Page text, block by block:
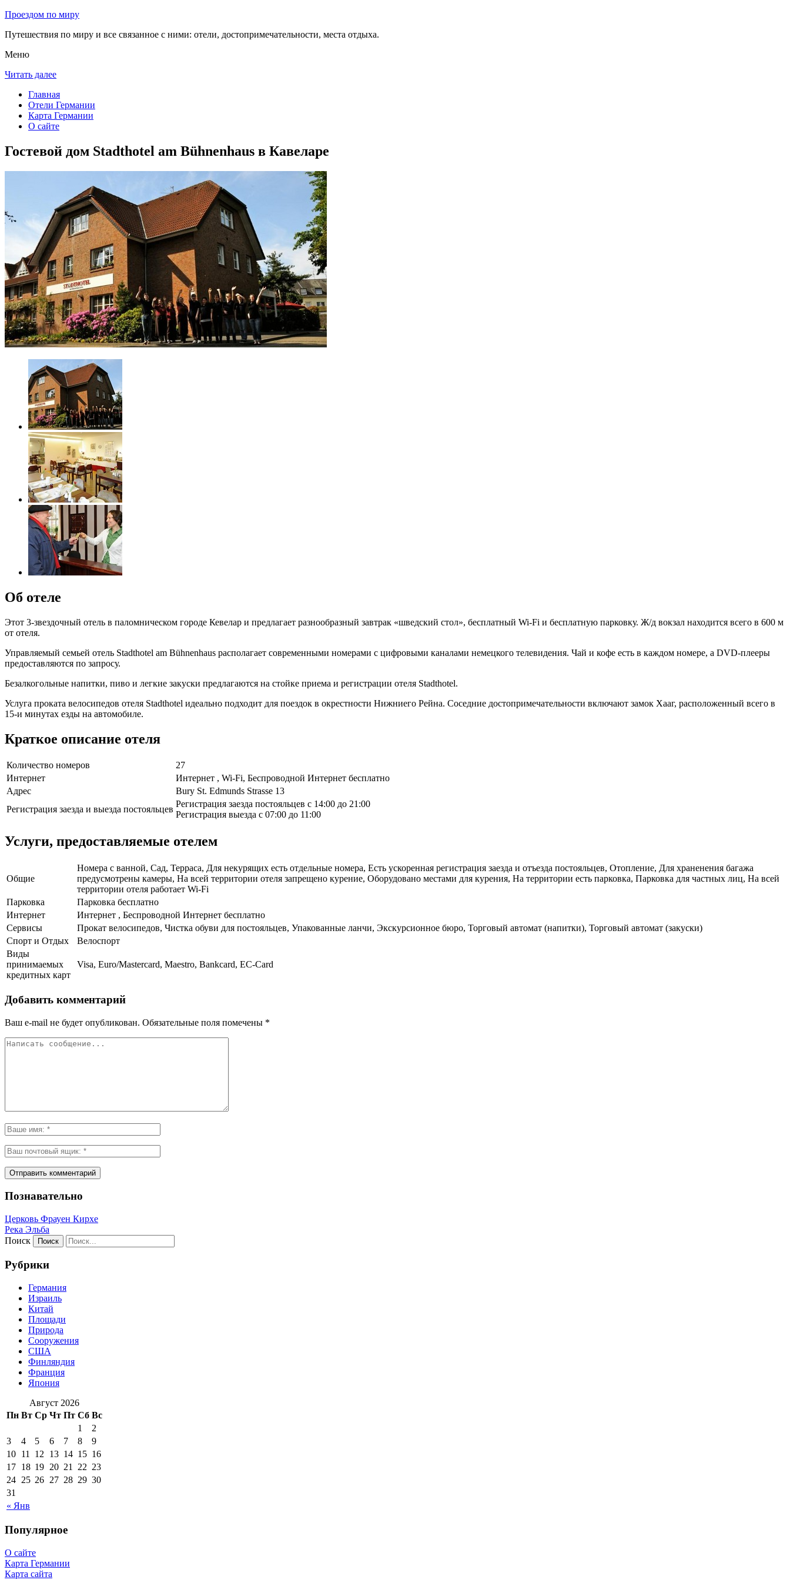
Проездом по миру
Путешествия по миру и все связанное с ними: отели, достопримечательности, места отдыха.
Меню
Читать далее
Главная
Отели Германии
Карта Германии
О сайте
Гостевой дом Stadthotel am Bühnenhaus в Кавеларе
Об отеле
Этот 3-звездочный отель в паломническом городе Кевелар и предлагает разнообразный завтрак «шведский стол», бесплатный Wi-Fi и бесплатную парковку. Ж/д вокзал находится всего в 600 м
от отеля.
Управляемый семьей отель Stadthotel am Bühnenhaus располагает современными номерами с цифровыми каналами немецкого телевидения. Чай и кофе есть в каждом номере, а DVD-плееры
предоставляются по запросу.
Безалкогольные напитки, пиво и легкие закуски предлагаются на стойке приема и регистрации отеля Stadthotel.
Услуга проката велосипедов отеля Stadthotel идеально подходит для поездок в окрестности Нижниего Рейна. Соседние достопримечательности включают замок Хааг, расположенный всего в
15-и минутах езды на автомобиле.
Краткое описание отеля
Количество номеров
27
Интернет
Интернет , Wi-Fi, Беспроводной Интернет бесплатно
Адрес
Bury St. Edmunds Strasse 13
Регистрация заезда и выезда постояльцев
Регистрация заезда постояльцев с 14:00 до 21:00
Регистрация выезда с 07:00 до 11:00
Услуги, предоставляемые отелем
Общие
Номера с ванной, Сад, Терраса, Для некурящих есть отдельные номера, Есть ускоренная регистрация заезда и отъезда постояльцев, Отопление, Для храненения багажа
предусмотрены камеры, На всей территории отеля запрещено курение, Оборудовано местами для курения, На территории есть парковка, Парковка для частных лиц, На всей
территории отеля работает Wi-Fi
Парковка
Парковка бесплатно
Интернет
Интернет , Беспроводной Интернет бесплатно
Сервисы
Прокат велосипедов, Чистка обуви для постояльцев, Упакованные ланчи, Экскурсионное бюро, Торговый автомат (напитки), Торговый автомат (закуски)
Спорт и Отдых
Велоспорт
Виды
принимаемых
кредитных карт
Visa, Euro/Mastercard, Maestro, Bankcard, EC-Card
Добавить комментарий
Ваш e-mail не будет опубликован. Обязательные поля помечены *
Познавательно
Церковь Фрауен Кирхе
Река Эльба
Поиск
Рубрики
Германия
Израиль
Китай
Площади
Природа
Сооружения
США
Финляндия
Франция
Япония
Август 2026
Пн Вт Ср Чт Пт Сб Вс
« Янв
1
2
3
4 5 6 7 8
9
10 11 12 13 14 15 16
17 18 19 20 21 22 23
24 25 26 27 28 29 30
31
Популярное
О сайте
Карта Германии
Карта сайта